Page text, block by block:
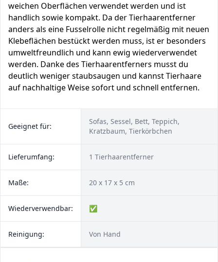
weichen Oberflächen verwendet werden und ist
handlich sowie kompakt. Da der Tierhaarentferner
anders als eine Fusselrolle nicht regelmäßig mit neuen
Klebeflächen bestückt werden muss, ist er besonders
umweltfreundlich und kann ewig wiederverwendet
werden. Danke des Tierhaarentferners musst du
deutlich weniger staubsaugen und kannst Tierhaare
auf nachhaltige Weise sofort und schnell entfernen.
Geeignet für:
Sofas, Sessel, Bett, Teppich,
Kratzbaum, Tierkörbchen
Lieferumfang: 1 Tierhaarentferner
Maße: 20 x 17 x 5 cm
Wiederverwendbar: ✅
Reinigung: Von Hand